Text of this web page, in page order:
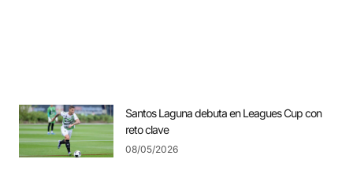
Santos Laguna debuta en Leagues Cup con
reto clave
08/05/2026